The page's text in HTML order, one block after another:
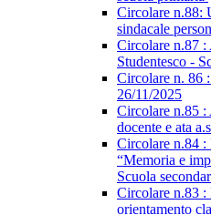
Circolare n.88:
sindacale
Circolare n.87
Studentesco -
Circolare n. 86
26/11/2025
Circolare n.85 :
docente e ata
Circolare n.84
“Memoria e
Scuola
Circolare n.83 :
orientamento